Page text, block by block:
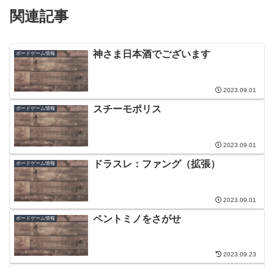
関連記事
ボードゲーム情報 神さま日本酒でございます
2023.09.01
ボードゲーム情報 スチーモポリス
2023.09.01
ボードゲーム情報 ドラスレ：ファング（拡張）
2023.09.01
ボードゲーム情報 ペントミノをさがせ
2023.09.23